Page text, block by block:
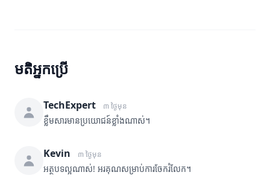
មតិអ្នកប្រើ
TechExpert ៣ ថ្ងៃមុន
ខ្លឹមសារមានប្រយោជន៍ខ្លាំងណាស់។
Kevin ៣ ថ្ងៃមុន
អត្ថបទល្អណាស់! អរគុណសម្រាប់ការចែករំលែក។